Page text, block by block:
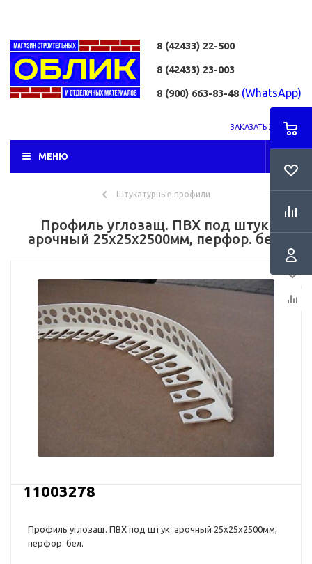
8 (42433) 22-500
8 (42433) 23-003
8 (900) 663-83-48 (WhatsApp)
ЗАКАЗАТЬ ЗВОНОК
МЕНЮ
Штукатурные профили
Профиль углозащ. ПВХ под штук.
арочный 25x25x2500мм, перфор. бел.
11003278
Профиль углозащ. ПВХ под штук. арочный 25x25x2500мм,
перфор. бел.